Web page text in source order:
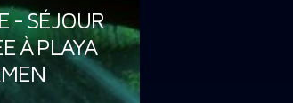
- SÉJOUR
À PLAYA